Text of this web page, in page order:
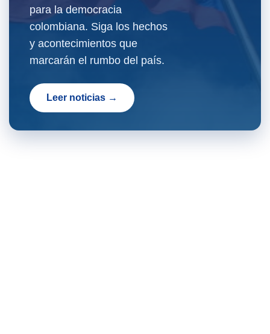
para la democracia
colombiana. Siga los hechos
y acontecimientos que
marcarán el rumbo del país.
Leer noticias →